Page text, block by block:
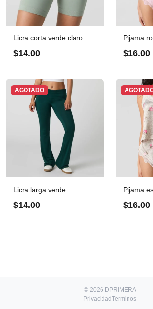
Licra corta verde claro
$14.00
Pijama
$16.00
AGOTADO
Licra larga verde
$14.00
Pijama
$16.00
© 2026 DPRIMERA
PrivacidadTerminos